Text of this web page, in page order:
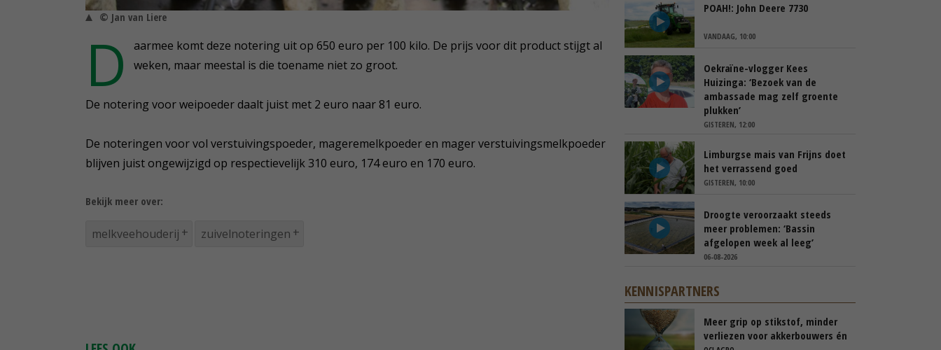
© Jan van Liere
D
aarmee komt deze notering uit op 650 euro per 100 kilo. De prijs voor dit product stijgt al
weken, maar meestal is die toename niet zo groot.
De notering voor weipoeder daalt juist met 2 euro naar 81 euro.
De noteringen voor vol verstuivingspoeder, mageremelkpoeder en mager verstuivingsmelkpoeder
blijven juist ongewijzigd op respectievelijk 310 euro, 174 euro en 170 euro.
Bekijk meer over:
melkveehouderij zuivelnoteringen
POAH!: John Deere 7730
VANDAAG, 10:00
Oekraïne-vlogger Kees
Huizinga: ‘Bezoek van de
ambassade mag zelf groente
plukken’
GISTEREN, 12:00
Limburgse mais van Frijns doet
het verrassend goed
GISTEREN, 10:00
Droogte veroorzaakt steeds
meer problemen: ‘Bassin
afgelopen week al leeg’
06-08-2026
KENNISPARTNERS
Meer grip op stikstof, minder
verliezen voor akkerbouwers én